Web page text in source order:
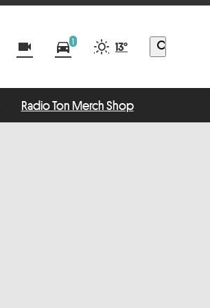
videocam directions_car1 13° search
Radio Ton Merch Shop